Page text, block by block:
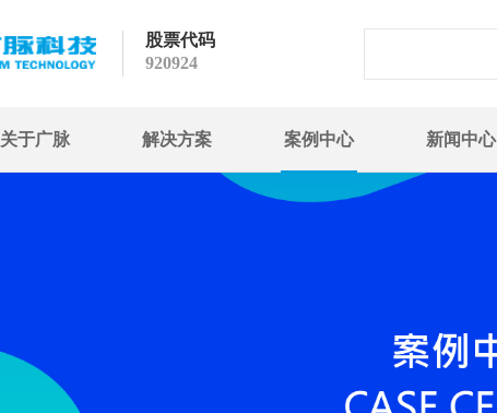
股票代码
920924
关于广脉 解决方案 案例中心 新闻中心